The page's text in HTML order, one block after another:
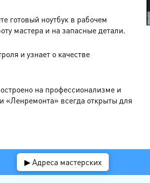
готовый ноутбук в рабочем
мастера и на запасные детали.
и узнает о качестве
на профессионализме и
«Ленремонта» всегда открыты для
▶ Адреса мастерских